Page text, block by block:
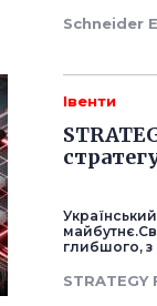
Schneider
Івенти
глибшого, з
STRATEGY